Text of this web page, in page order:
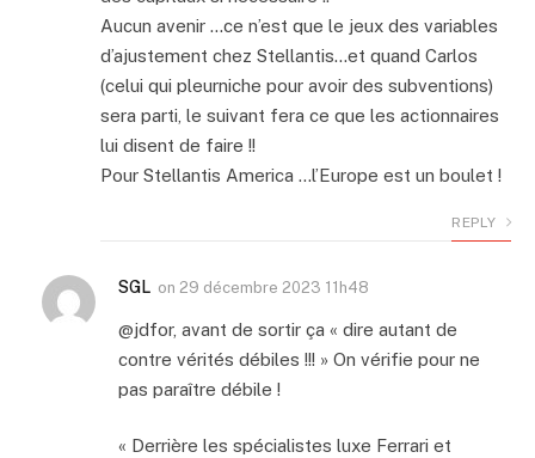
Aucun avenir …ce n’est que le jeux des variables
d’ajustement chez Stellantis…et quand Carlos
(celui qui pleurniche pour avoir des subventions)
sera parti, le suivant fera ce que les actionnaires
lui disent de faire !!
Pour Stellantis America …l’Europe est un boulet !
REPLY
SGL on 29 décembre 2023 11h48
@jdfor, avant de sortir ça « dire autant de
contre vérités débiles !!! » On vérifie pour ne
pas paraître débile !
« Derrière les spécialistes luxe Ferrari et